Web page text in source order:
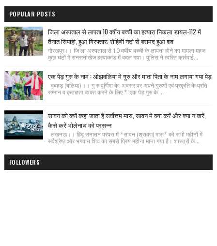
POPULAR POSTS
जिला अस्पताल से लापता 10 वर्षीय बच्ची का हत्यारा निकला डायल-112 में
तैनात सिपाही, हुआ गिरफ्तार; रोहिणी नदी से बरामद हुआ शव
गोरखपुर।। जि ला अस्पताल से 10 वर्षीय बच्ची के लापता होने का मामला महज
कुछ घंटों में सनसनीखेज हत्याकांड में बदल गया। पुलिस ने त्वरित कार्रवाई...
एक पेड़ गुरु के नाम : ओझवलिया मे गुरु और माता पिता के नाम लगाया गया पेड़
दुबहड़ (बलिया) ।। गु रु पूर्णिमा के अवसर पर अपने गुरुओं एवं प्रकृति के प्रति
सम्मान व कृतज्ञता व्यक्त करने के लिए *"एक पेड़ गुरु के ...
सावन को क्यों कहा जाता है सर्वोत्तम मास, सावन मे क्या करें और क्या न करें,
कैसे करें भोलेनाथ को प्रसन्न
लखनऊ।। हिंदू सनातन परंपरा में *सावन (श्रावण) मास* को सभी महीनों में
सर्वश्रेष्ठ और भगवान शिव का सबसे प्रिय महीना माना गया है। शास्त्रों के...
FOLLOWERS